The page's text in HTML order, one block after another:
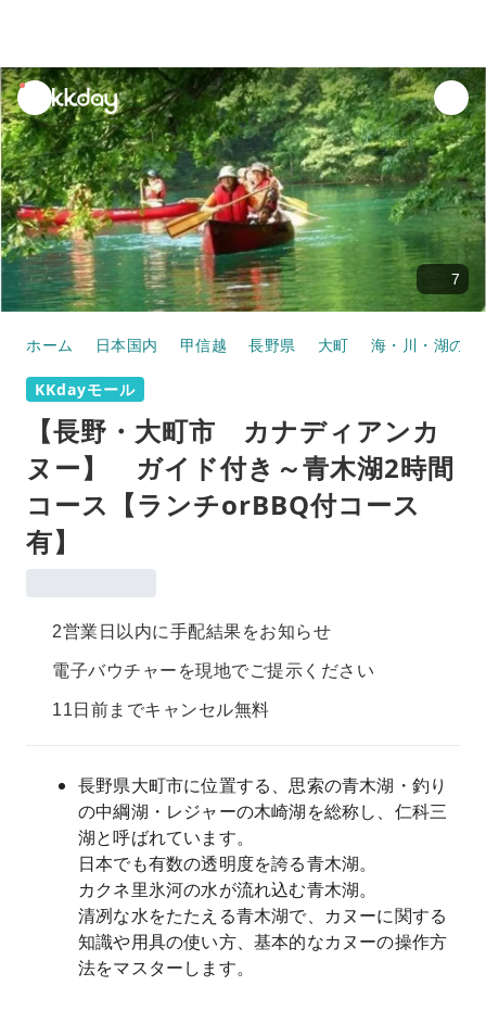
unread
notifications
7
ホーム 日本国内 甲信越 長野県 大町 海・川・湖のア
KKdayモール
【長野・大町市 カナディアンカ
ヌー】 ガイド付き～青木湖2時間
コース【ランチorBBQ付コース
有】
2営業日以内に手配結果をお知らせ
電子バウチャーを現地でご提示ください
11日前までキャンセル無料
長野県大町市に位置する、思索の青木湖・釣り
の中綱湖・レジャーの木崎湖を総称し、仁科三
湖と呼ばれています。
日本でも有数の透明度を誇る青木湖。
カクネ里氷河の水が流れ込む青木湖。
清冽な水をたたえる青木湖で、カヌーに関する
知識や用具の使い方、基本的なカヌーの操作方
法をマスターします。